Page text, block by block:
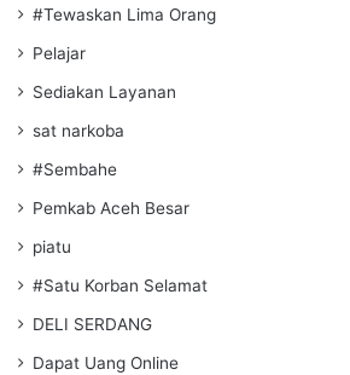
#Tewaskan Lima Orang
Pelajar
Sediakan Layanan
sat narkoba
#Sembahe
Pemkab Aceh Besar
piatu
#Satu Korban Selamat
DELI SERDANG
Dapat Uang Online